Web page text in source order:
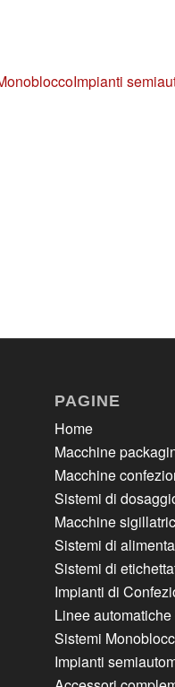
Impianti
PAGINE
Home
Macchine
Macchine
Sistemi di
Macchine
Sistemi di
Sistemi di
Impianti di
Linee
Sistemi
Impianti